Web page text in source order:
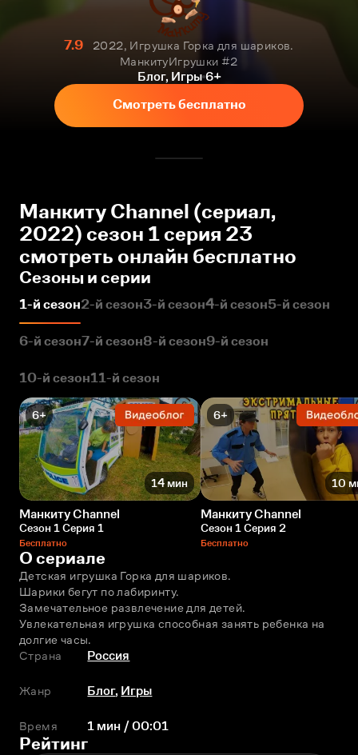
7.9
2022, Игрушка Горка для шариков.
МанкитуИгрушки #2
Блог, Игры 6+
Смотреть бесплатно
Манкиту Сhannel (сериал,
2022) сезон 1 серия 23
смотреть онлайн бесплатно
Сезоны и серии
1-й сезон2-й сезон3-й сезон4-й сезон5-й сезон
6-й сезон7-й сезон8-й сезон9-й сезон
10-й сезон11-й сезон
6+
14 мин
Манкиту Сhannel
Сезон 1 Серия 1
Бесплатно
6+
10
Манкиту Сhannel
Сезон 1 Серия 2
Бесплатно
О сериале
Детская игрушка Горка для шариков.
Шарики бегут по лабиринту.
Замечательное развлечение для детей.
Увлекательная игрушка способная занять ребенка на
долгие часы.
Страна
Россия
Жанр Блог, Игры
Время 1 мин / 00:01
Рейтинг